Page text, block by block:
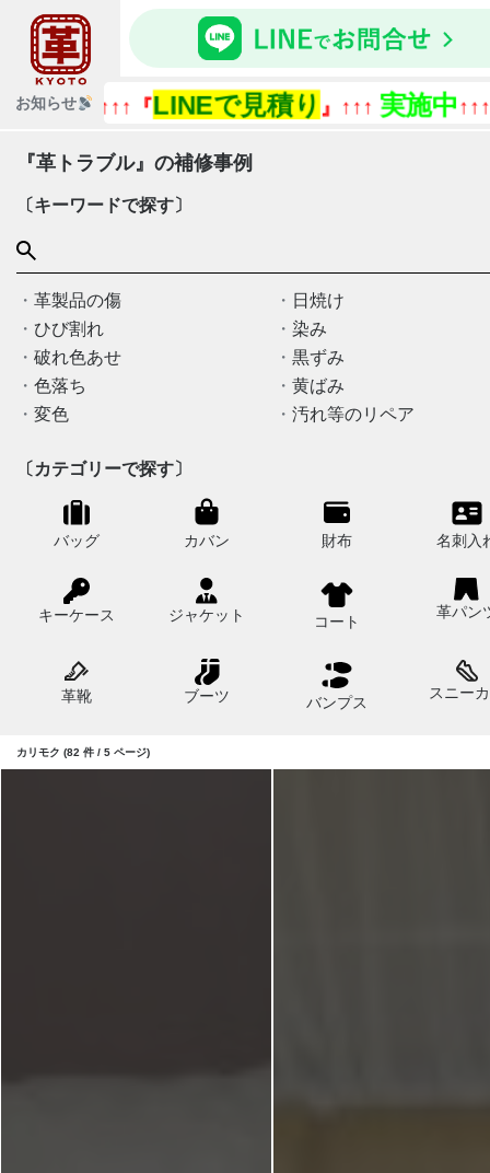
お知らせ
↑↑↑『LINEで見積り』↑↑↑実施中 ↑↑↑『今
『革トラブル』の補修事例
〔キーワードで探す〕
革製品の傷
日焼け
ひび割れ
染み
破れ色あせ
黒ずみ
色落ち
黄ばみ
変色
汚れ等のリペア
〔カテゴリーで探す〕
バッグ カバン 財布 名刺入
キーケース ジャケット コート
革パン
革靴 ブーツ バンプス
スニー
カリモク (82 件 / 5 ページ)